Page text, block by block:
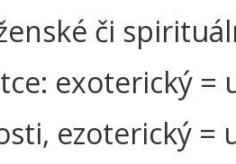
či
exoterický =
ezoterický =